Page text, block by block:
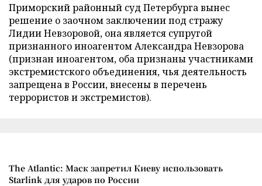
Приморский районный суд Петербурга вынес
решение о заочном заключении под стражу
Лидии Невзоровой, она является супругой
признанного иноагентом Александра Невзорова
(признан иноагентом, оба признаны участниками
экстремистского объединения, чья деятельность
запрещена в России, внесены в перечень
террористов и экстремистов).
The Atlantic: Маск запретил Киеву использовать
Starlink для ударов по России